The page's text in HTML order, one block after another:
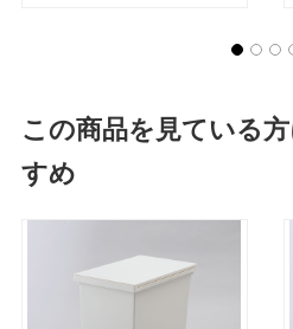
この商品を見ている
すめ